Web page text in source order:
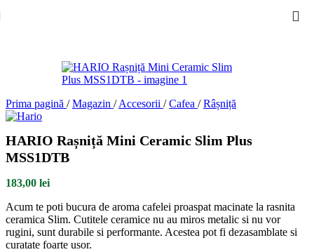
Prima pagină / Magazin / Accesorii / Cafea / Râșniță
HARIO Rașniță Mini Ceramic Slim Plus
MSS1DTB
183,00 lei
Acum te poti bucura de aroma cafelei proaspat macinate la rasnita
ceramica Slim. Cutitele ceramice nu au miros metalic si nu vor
rugini, sunt durabile si performante. Acestea pot fi dezasamblate si
curatate foarte usor.